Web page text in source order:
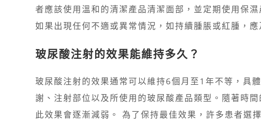
者應該使用溫和的清潔產品清潔面部，並定期使用保
如果出現任何不適或異常情況，如持續腫脹或紅腫，應
玻尿酸注射的效果能維持多久？
玻尿酸注射的效果通常可以維持6個月至1年不等，具
謝、注射部位以及所使用的玻尿酸產品類型。隨著時
此效果會逐漸減弱。 為了保持最佳效果，許多患者選